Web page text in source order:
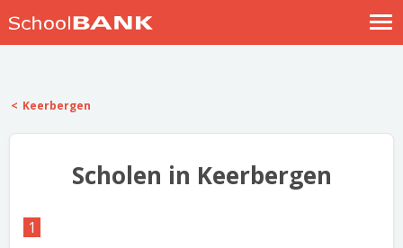
Help
Keerbergen
Scholen in Keerbergen
1